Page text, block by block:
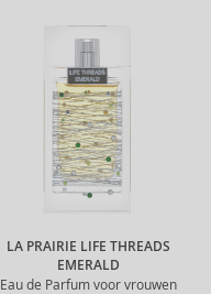
LA PRAIRIE LIFE THREADS
EMERALD
Eau de Parfum voor vrouwen